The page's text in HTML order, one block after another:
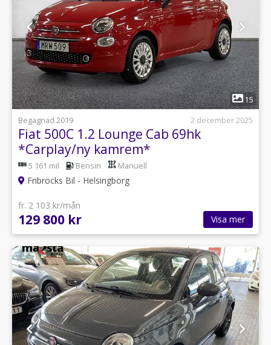
1
15
Begagnad 2019
2 december 2025
Fiat 500C 1.2 Lounge Cab 69hk
*Carplay/ny kamrem*
5 161 mil Bensin Manuell
Fribrocks Bil - Helsingborg
fr. 2 103 kr/mån
129 800 kr Visa mer